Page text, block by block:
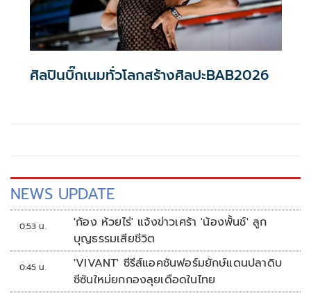
ศิลปินบิ๊กเนมทั่วโลกสร้างศิลปะBAB2026
NEWS UPDATE
0:53 น.
'ก้อง ห้วยไร่' แจ้งข่าวเศร้า 'น้องพั้นช์' ลูก
บุญธรรมเสียชีวิต
0:45 น.
'VIVANT' ซีรีส์แอคชันฟอร์มยักษ์แดนปลาดิบ
ซีซันใหม่ยกกองลุยเดือดในไทย